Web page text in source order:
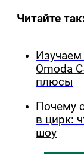
Читайте
Omoda
плюсы
Почему
в цирк:
шоу